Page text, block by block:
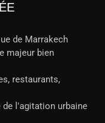
de Marrakech
majeur bien
restaurants,
de l'agitation urbaine